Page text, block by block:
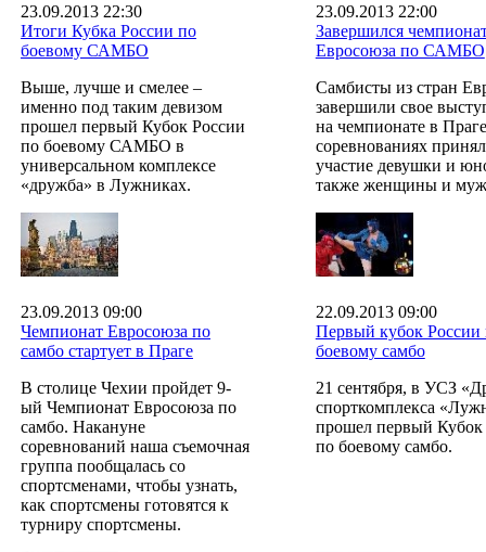
23.09.2013 22:30
Итоги Кубка России по
боевому САМБО
Выше, лучше и смелее –
именно под таким девизом
прошел первый Кубок России
по боевому САМБО в
универсальном комплексе
«дружба» в Лужниках.
23.09.2013 22:00
Завершился
Евросоюза по САМБО
Самбисты из стран
завершили свое
на чемпионате в
соревнованиях
участие девушки и
также женщины и
23.09.2013 09:00
Чемпионат Евросоюза по
самбо стартует в Праге
В столице Чехии пройдет 9-
ый Чемпионат Евросоюза по
самбо. Накануне
соревнований наша съемочная
группа пообщалась со
спортсменами, чтобы узнать,
как спортсмены готовятся к
турниру спортсмены.
22.09.2013 09:00
Первый кубок России
боевому самбо
21 сентября, в УСЗ
спорткомплекса
прошел первый Кубок
по боевому самбо.